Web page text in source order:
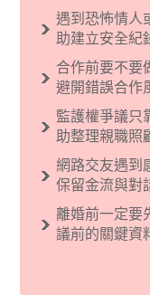
義傾向的人，
烈的卓越感，
現了男性沙
遇到恐怖情人
助建立安全紀
合作前要不要
避開錯誤合作
監護權爭議只
助整理親職照
網路交友遇到
保留金流與對
離婚前一定要
議前的關鍵資